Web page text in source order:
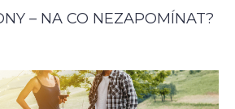
– NA CO NEZAPOMÍNAT?